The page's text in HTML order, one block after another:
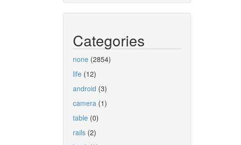
Categories
none(2854)
life(12)
android (3)
camera(1)
table(0)
rails(2)